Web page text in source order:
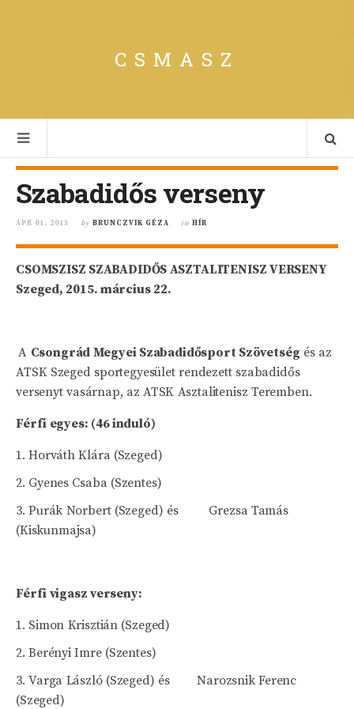
CSMASZ
Szabadidős verseny
ÁPR 01, 2015 by BRUNCZVIK GÉZA in HÍR
CSOMSZISZ SZABADIDŐS ASZTALITENISZ VERSENY
Szeged, 2015. március 22.
A Csongrád Megyei Szabadidősport Szövetség és az
ATSK Szeged sportegyesület rendezett szabadidős
versenyt vasárnap, az ATSK Asztalitenisz Teremben.
Férfi egyes: (46 induló)
Horváth Klára (Szeged)
Gyenes Csaba (Szentes)
Purák Norbert (Szeged) és Grezsa Tamás
(Kiskunmajsa)
Férfi vigasz verseny:
Simon Krisztián (Szeged)
Berényi Imre (Szentes)
Varga László (Szeged) és Narozsnik Ferenc
(Szeged)